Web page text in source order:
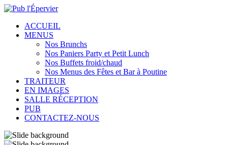
ACCUEIL
MENUS
Nos Brunchs
Nos Paniers Party et Petit Lunch
Nos Buffets froid/chaud
Nos Menus des Fêtes et Bar à Poutine
TRAITEUR
EN IMAGES
SALLE RÉCEPTION
PUB
CONTACTEZ-NOUS